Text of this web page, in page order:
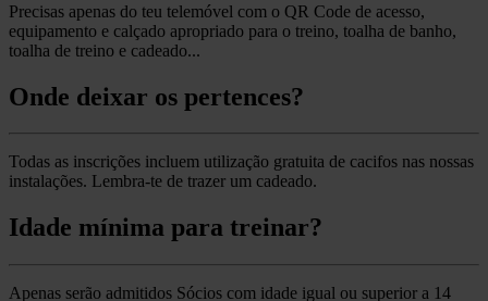
Precisas apenas do teu telemóvel com o QR Code de acesso,
equipamento e calçado apropriado para o treino, toalha de banho,
toalha de treino e cadeado...
Onde deixar os pertences?
Todas as inscrições incluem utilização gratuita de cacifos nas nossas
instalações. Lembra-te de trazer um cadeado.
Idade mínima para treinar?
Apenas serão admitidos Sócios com idade igual ou superior a 14